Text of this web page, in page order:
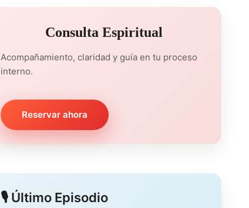
Consulta Espiritual
Acompañamiento, claridad y guía en tu proceso
interno.
Reservar ahora
🎙️ Último Episodio